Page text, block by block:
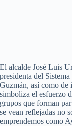
El alcalde José Luis
presidenta del
Guzmán, así como de
simboliza el esfuerzo
grupos que forman
se vean reflejadas no
emprendemos como